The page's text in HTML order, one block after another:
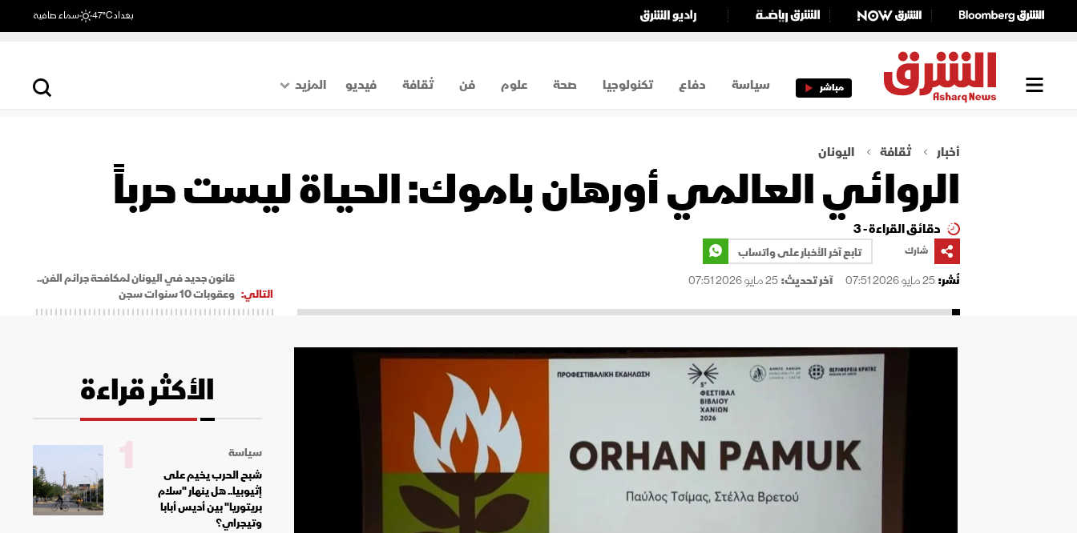
بغداد47°C سماء صافية
مباشر سياسة دفاع تكنولوجيا صحة علوم فن ثقافة فيديو
المزيد
اقتصاد
أخبار ثقافة اليونان
الروائي العالمي أورهان باموك: الحياة ليست حرباً
دقائق القراءة - 3
شارك
تابع آخر الأخبار على واتساب
نُشر:25 مايو 2026 07:51 آخر تحديث:25 مايو 2026 07:51
التالي:
قانون جديد في اليونان لمكافحة جرائم الفن..
وعقوبات 10 سنوات سجن
الأكثر قراءة
سياسة
شبح الحرب يخيم على
إثيوبيا.. هل ينهار "سلام
بريتوريا" بين أديس أبابا
وتيجراي؟
1